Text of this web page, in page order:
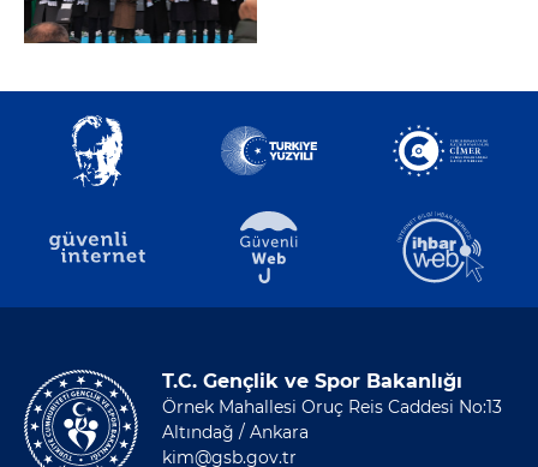
T.C. Gençlik ve Spor Bakanlığı
Örnek Mahallesi Oruç Reis Caddesi No:13
Altındağ / Ankara
kim@gsb.gov.tr